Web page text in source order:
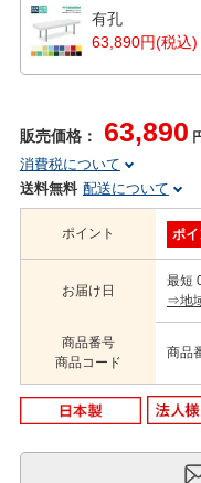
有孔
63,890円(税込)
販売価格： 63,890
消費税について
送料無料 配送について
ポイント ポ
お届け日
最短
⇒地
商品番号
商品コード
商品